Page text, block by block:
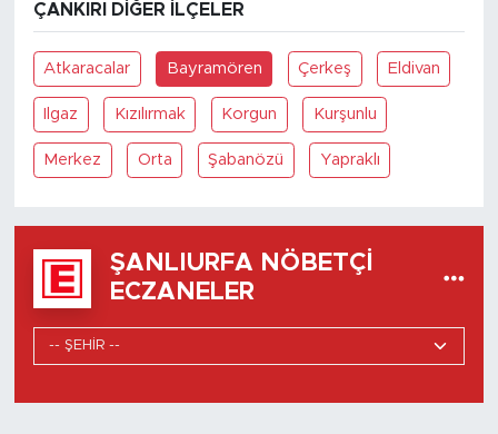
ÇANKIRI DIĞER İLÇELER
Atkaracalar Bayramören Çerkeş Eldivan
Ilgaz Kızılırmak Korgun Kurşunlu
Merkez Orta Şabanözü Yapraklı
ŞANLIURFA NÖBETÇI
ECZANELER